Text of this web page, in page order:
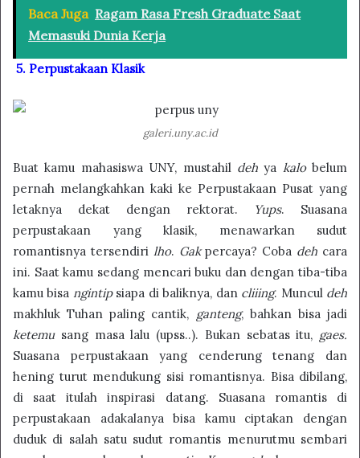
Baca Juga Ragam Rasa Fresh Graduate Saat
Memasuki Dunia Kerja
5. Perpustakaan Klasik
galeri.uny.ac.id
Buat kamu mahasiswa UNY, mustahil dehya kalobelum
pernah melangkahkan kaki ke Perpustakaan Pusat yang
letaknya dekat dengan rektorat.
Yups. Suasana
perpustakaan yang klasik, menawarkan sudut
romantisnya tersendiri lho. Gakpercaya? Coba deh cara
ini. Saat kamu sedang mencari buku dan dengan tiba-tiba
kamu bisa ngintipsiapa di baliknya, dan cliiing. Muncul deh
makhluk Tuhan paling cantik, ganteng, bahkan bisa jadi
ketemusang masa lalu (upss..). Bukan sebatas itu, gaes.
Suasana perpustakaan yang cenderung tenang dan
hening turut mendukung sisi romantisnya. Bisa dibilang,
di saat itulah inspirasi datang. Suasana romantis di
perpustakaan adakalanya bisa kamu ciptakan dengan
duduk di salah satu sudut romantis menurutmu sembari